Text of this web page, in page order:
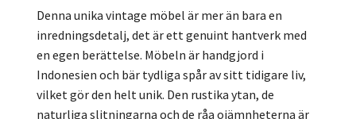
Denna unika vintage möbel är mer än bara en
inredningsdetalj, det är ett genuint hantverk med
en egen berättelse. Möbeln är handgjord i
Indonesien och bär tydliga spår av sitt tidigare liv,
vilket gör den helt unik. Den rustika ytan, de
naturliga slitningarna och de råa ojämnheterna är